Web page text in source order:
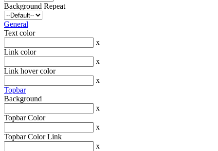
Background Repeat
General
Text color
x
Link color
x
Link hover color
x
Topbar
Background
x
Topbar Color
x
Topbar Color Link
x